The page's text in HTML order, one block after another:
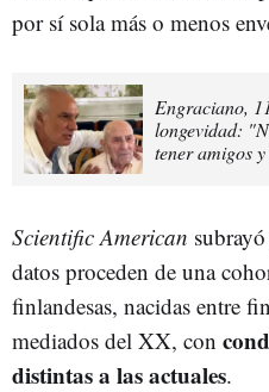
por sí sola más o menos
Engraciano,
longevidad:
tener amigos
Scientific American
datos proceden de una
finlandesas, nacidas entre
mediados del XX, con
distintas a las actuales.